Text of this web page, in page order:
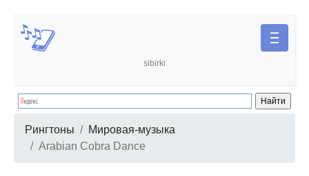
sibirki
Рингтоны
Мировая-музыка
Arabian Cobra Dance